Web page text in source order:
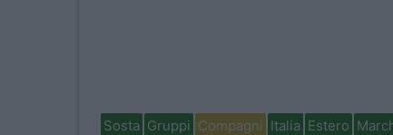
Sosta Gruppi Compagni Italia Estero